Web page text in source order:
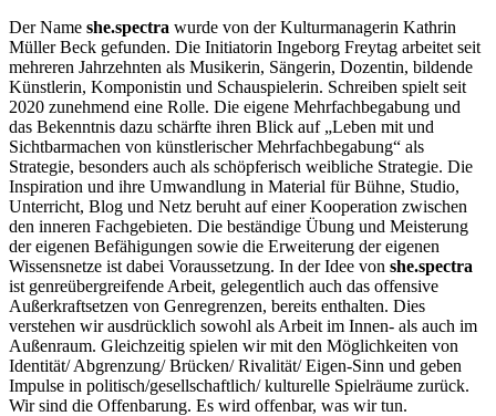
Der Name she.spectra wurde von der Kulturmanagerin Kathrin
Müller Beck gefunden. Die Initiatorin Ingeborg Freytag arbeitet seit
mehreren Jahrzehnten als Musikerin, Sängerin, Dozentin, bildende
Künstlerin, Komponistin und Schauspielerin. Schreiben spielt seit
2020 zunehmend eine Rolle. Die eigene Mehrfachbegabung und
das Bekenntnis dazu schärfte ihren Blick auf „Leben mit und
Sichtbarmachen von künstlerischer Mehrfachbegabung“ als
Strategie, besonders auch als schöpferisch weibliche Strategie. Die
Inspiration und ihre Umwandlung in Material für Bühne, Studio,
Unterricht, Blog und Netz beruht auf einer Kooperation zwischen
den inneren Fachgebieten. Die beständige Übung und Meisterung
der eigenen Befähigungen sowie die Erweiterung der eigenen
Wissensnetze ist dabei Voraussetzung. In der Idee von she.spectra
ist genreübergreifende Arbeit, gelegentlich auch das offensive
Außerkraftsetzen von Genregrenzen, bereits enthalten. Dies
verstehen wir ausdrücklich sowohl als Arbeit im Innen- als auch im
Außenraum. Gleichzeitig spielen wir mit den Möglichkeiten von
Identität/ Abgrenzung/ Brücken/ Rivalität/ Eigen-Sinn und geben
Impulse in politisch/gesellschaftlich/ kulturelle Spielräume zurück.
Wir sind die Offenbarung. Es wird offenbar, was wir tun.